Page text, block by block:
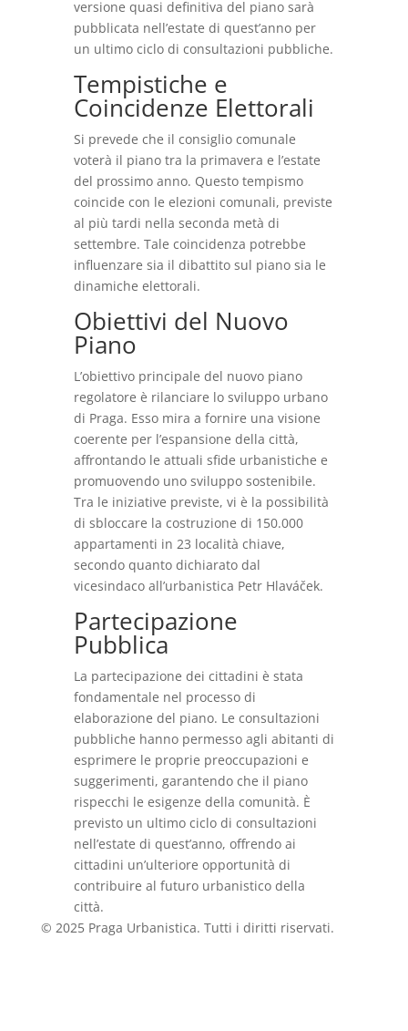
versione quasi definitiva del piano sarà
pubblicata nell’estate di quest’anno per
un ultimo ciclo di consultazioni pubbliche.
Tempistiche e
Coincidenze Elettorali
Si prevede che il consiglio comunale
voterà il piano tra la primavera e l’estate
del prossimo anno. Questo tempismo
coincide con le elezioni comunali, previste
al più tardi nella seconda metà di
settembre. Tale coincidenza potrebbe
influenzare sia il dibattito sul piano sia le
dinamiche elettorali.
Obiettivi del Nuovo
Piano
L’obiettivo principale del nuovo piano
regolatore è rilanciare lo sviluppo urbano
di Praga. Esso mira a fornire una visione
coerente per l’espansione della città,
affrontando le attuali sfide urbanistiche e
promuovendo uno sviluppo sostenibile.
Tra le iniziative previste, vi è la possibilità
di sbloccare la costruzione di 150.000
appartamenti in 23 località chiave,
secondo quanto dichiarato dal
vicesindaco all’urbanistica Petr Hlaváček.
Partecipazione
Pubblica
La partecipazione dei cittadini è stata
fondamentale nel processo di
elaborazione del piano. Le consultazioni
pubbliche hanno permesso agli abitanti di
esprimere le proprie preoccupazioni e
suggerimenti, garantendo che il piano
rispecchi le esigenze della comunità. È
previsto un ultimo ciclo di consultazioni
nell’estate di quest’anno, offrendo ai
cittadini un’ulteriore opportunità di
contribuire al futuro urbanistico della
città.
© 2025 Praga Urbanistica. Tutti i diritti riservati.